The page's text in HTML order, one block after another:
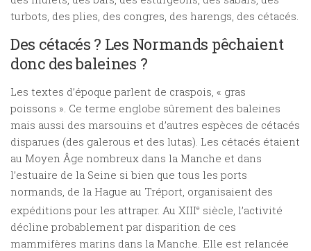
turbots, des plies, des congres, des harengs, des cétacés.
Des cétacés ? Les Normands pêchaient
donc des baleines ?
Les textes d’époque parlent de craspois, « gras
poissons ». Ce terme englobe sûrement des baleines
mais aussi des marsouins et d’autres espèces de cétacés
disparues (des galerous et des lutas). Les cétacés étaient
au Moyen Âge nombreux dans la Manche et dans
l’estuaire de la Seine si bien que tous les ports
normands, de la Hague au Tréport, organisaient des
expéditions pour les attraper. Au XIIIe siècle, l’activité
décline probablement par disparition de ces
mammifères marins dans la Manche. Elle est relancée